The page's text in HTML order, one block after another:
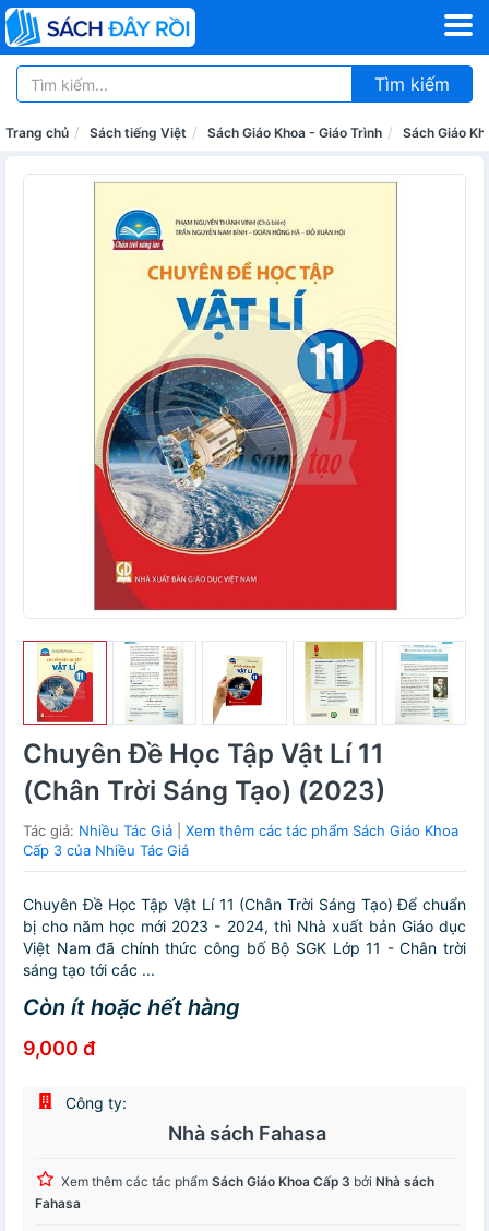
Tìm kiếm
Trang chủ Sách tiếng Việt Sách Giáo Khoa - Giáo Trình Sách Giáo
Chuyên Đề Học Tập Vật Lí 11
(Chân Trời Sáng Tạo) (2023)
Tác giả: Nhiều Tác Giả
Xem thêm các tác phẩm Sách Giáo Khoa
Cấp 3 của Nhiều Tác Giả
Chuyên Đề Học Tập Vật Lí 11 (Chân Trời Sáng Tạo) Để chuẩn
bị cho năm học mới 2023 - 2024, thì Nhà xuất bản Giáo dục
Việt Nam đã chính thức công bố Bộ SGK Lớp 11 - Chân trời
sáng tạo tới các ...
Còn ít hoặc hết hàng
9,000 đ
Công ty:
Nhà sách Fahasa
Xem thêm các tác phẩm Sách Giáo Khoa Cấp 3 bởi Nhà sách
Fahasa